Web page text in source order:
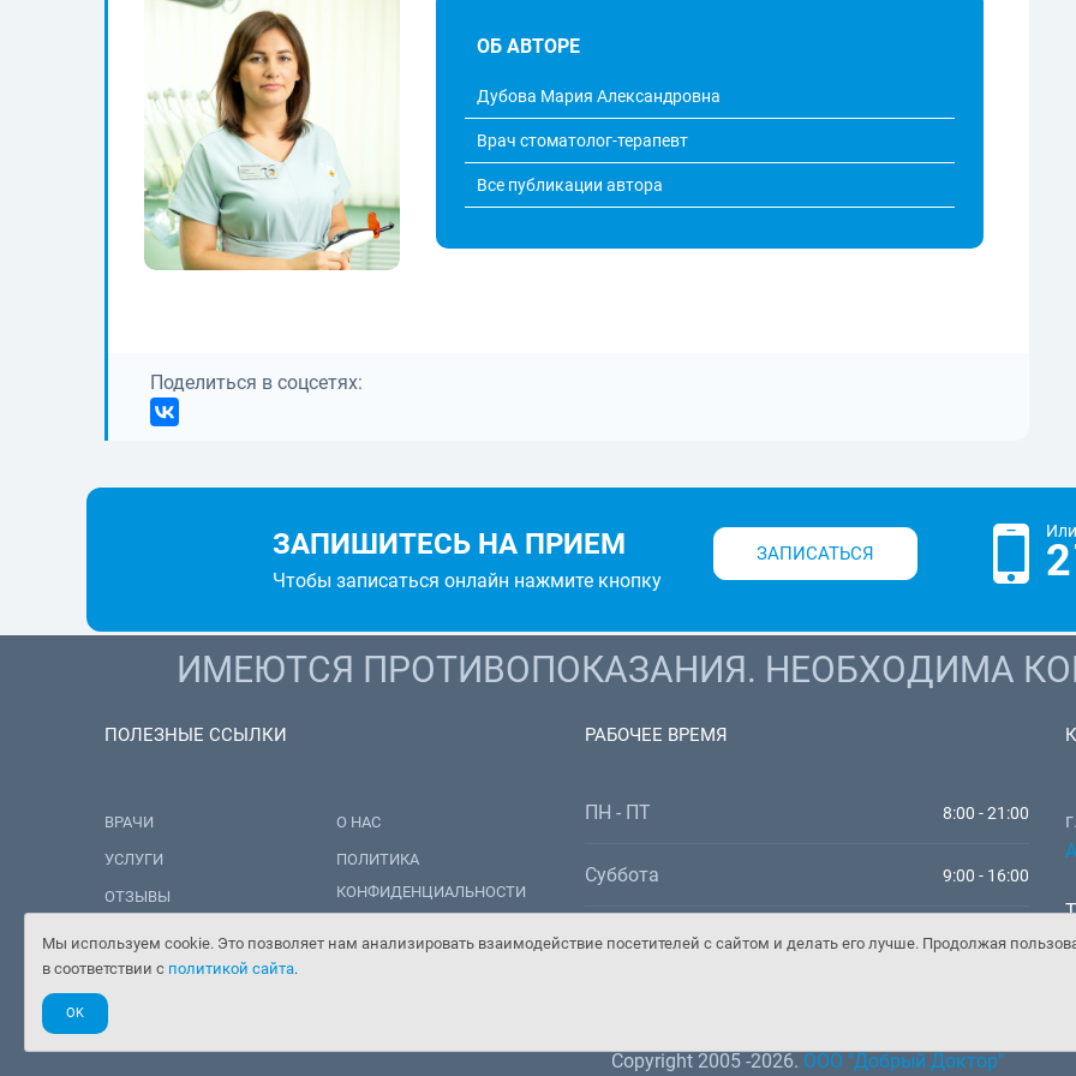
ОБ АВТОРЕ
Дубова Мария Александровна
Врач стоматолог-терапевт
Все публикации автора
Поделиться в соцсетях:
ЗАПИШИТЕСЬ НА ПРИЕМ
Чтобы записаться онлайн нажмите кнопку
ЗАПИСАТЬСЯ
Мы используем cookie. Это позволяет нам анализировать взаимодействие посетителей с сайтом и делать его лучше. Продолжая
в соответствии с политикой сайта.
OK
ИМЕЮТСЯ ПРОТИВОПОКАЗАНИЯ. НЕОБХОДИМА
ПОЛЕЗНЫЕ ССЫЛКИ
ВРАЧИ
УСЛУГИ
ОТЗЫВЫ
ЦЕНЫ
О НАС
ПОЛИТИКА
КОНФИДЕНЦИАЛЬНОСТИ
РАБОЧЕЕ ВРЕМЯ
ПН - ПТ 8:00 - 21:00
Суббота 9:00 - 16:00
Воскресенье 9:00 - 16:00
Copyright 2005 -2026. ООО "Добрый Доктор"